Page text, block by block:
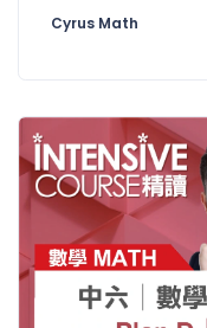
Cyrus Math